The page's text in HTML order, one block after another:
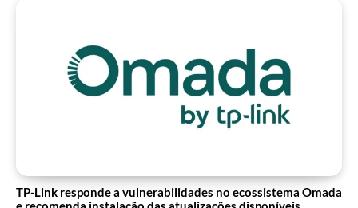
TP-Link responde a vulnerabilidades no ecossistema Omada